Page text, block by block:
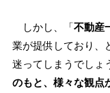
しかし、「不動産
業が提供しており、
迷ってしまうでしょ
のもと、様々な観点